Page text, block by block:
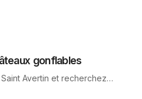
gonflables
Avertin et recherchez…